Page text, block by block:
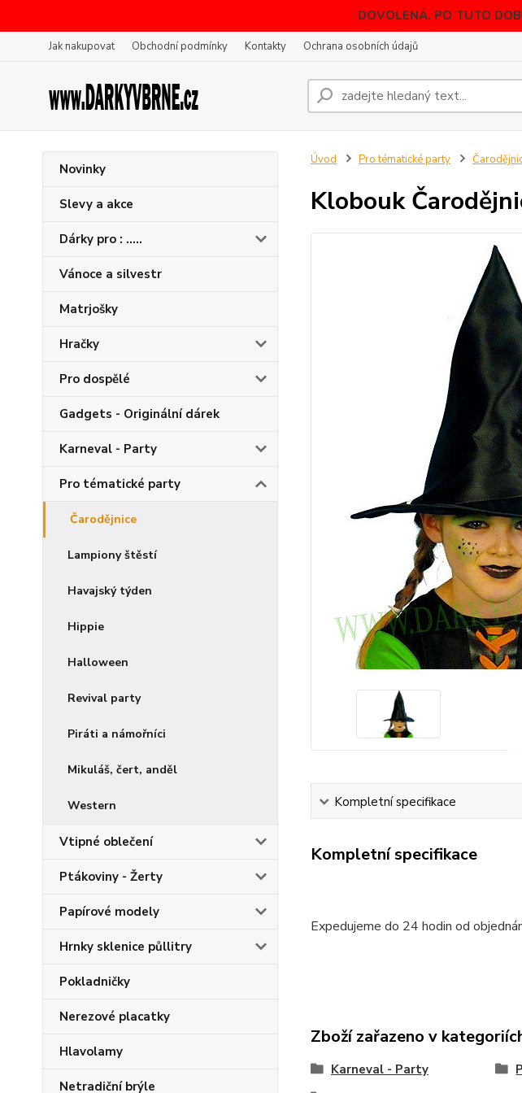
DOVOLENÁ. PO TUTO
Jak nakupovat Obchodní podmínky Kontakty Ochrana osobních údajů
Novinky
Slevy a akce
Dárky pro : .....
Vánoce a silvestr
Matrjošky
Hračky
Pro dospělé
Gadgets - Originální dárek
Karneval - Party
Pro tématické party
Čarodějnice
Lampiony štěstí
Havajský týden
Hippie
Halloween
Revival party
Piráti a námořníci
Mikuláš, čert, anděl
Western
Vtipné oblečení
Ptákoviny - Žerty
Papírové modely
Hrnky sklenice půllitry
Pokladničky
Nerezové placatky
Hlavolamy
Netradiční brýle
Úvod Pro tématické party
Klobouk
Kompletní specifikace
Kompletní specifikace
Expedujeme do 24 hodin od
Zboží zařazeno v
Karneval - Party